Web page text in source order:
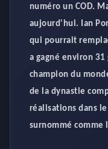
numéro un COD.
aujourd'hui. Ian
qui pourrait
a gagné environ
champion du
de la dynastie
réalisations dans
surnommé comme